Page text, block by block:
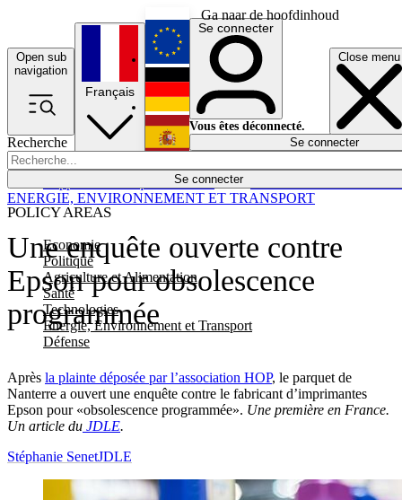
Ga naar de hoofdinhoud
Open sub
navigation
Close menu
Recherche
Se connecter
POLICY AREAS
Economie
Politique
Agriculture et Alimentation
Santé
Technologies
Energie, Environnement et Transport
Défense
Économie
Français
English
Deutsch
Español
Se connecter
Vous êtes déconnecté.
Se connecter
Une enquête ouverte contre
Epson pour obsolescence
programmée
Après la plainte déposée par l’association HOP, le parquet de
Nanterre a ouvert une enquête contre le fabricant d’imprimantes
Epson pour «obsolescence programmée». Une première en France.
Un article du JDLE.
ENERGIE, ENVIRONNEMENT ET TRANSPORT
Stéphanie SenetJDLE